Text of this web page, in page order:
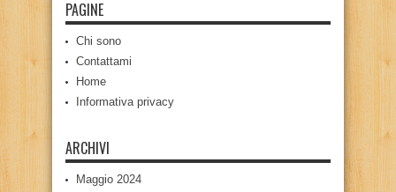
PAGINE
Chi sono
Contattami
Home
Informativa privacy
ARCHIVI
Maggio 2024